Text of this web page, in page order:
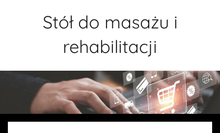
Stół do masażu i
rehabilitacji